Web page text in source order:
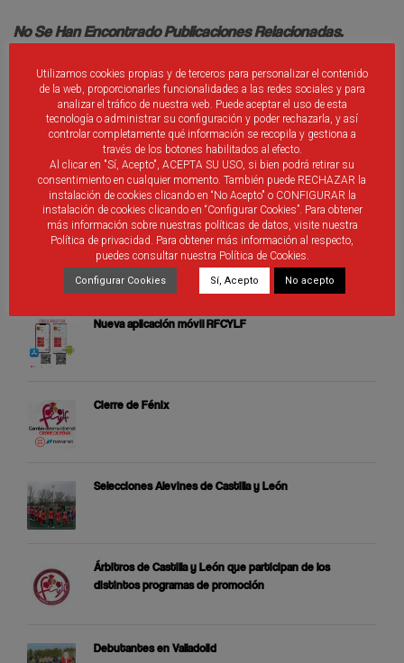
No Se Han Encontrado Publicaciones Relacionadas.
identificadointroducir un comentario.
ÚLTIMAS PUBLICACIONES
Nueva aplicación móvil RFCYLF
Cierre de Fénix
Selecciones Alevines de Castilla y León
Árbitros de Castilla y León que participan de los
distintos programas de promoción
Debutantes en Valladolid
Utilizamos cookies propias y de terceros para personalizar el contenido
de la web, proporcionarles funcionalidades a las redes sociales y para
analizar el tráfico de nuestra web. Puede aceptar el uso de esta
tecnología o administrar su configuración y poder rechazarla, y así
controlar completamente qué información se recopila y gestiona a
través de los botones habilitados al efecto.
Al clicar en "Sí, Acepto", ACEPTA SU USO, si bien podrá retirar su
consentimiento en cualquier momento. También puede RECHAZAR la
instalación de cookies clicando en “No Acepto" o CONFIGURAR la
instalación de cookies clicando en “Configurar Cookies”. Para obtener
más información sobre nuestras políticas de datos, visite nuestra
Política de privacidad. Para obtener más información al respecto,
puedes consultar nuestra Política de Cookies.
Configurar Cookies Sí, Acepto No acepto